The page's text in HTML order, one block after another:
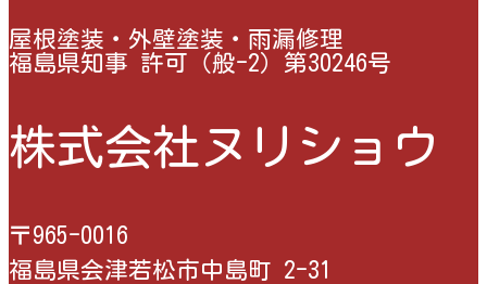
屋根塗装・外壁塗装・雨漏修理
福島県知事 許可（般-2）第30246号
株式会社ヌリショウ
〒965-0016
福島県会津若松市中島町 2-31